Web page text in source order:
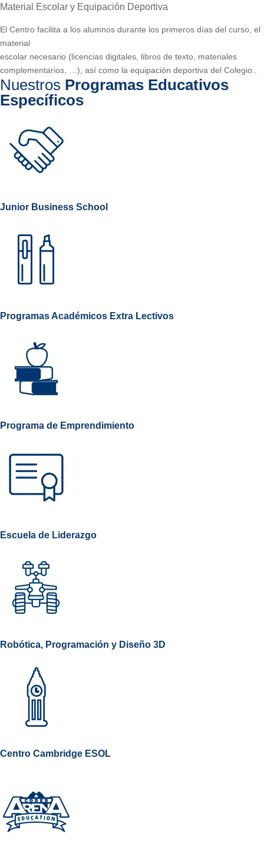
Material Escolar y Equipación Deportiva
El Centro facilita a los alumnos durante los primeros días del curso, el
material
escolar necesario (licencias digitales, libros de texto, materiales
complementarios, …), así como la equipación deportiva del Colegio..
Nuestros Programas Educativos
Específicos
Junior Business School
Programas Académicos Extra Lectivos
Programa de Emprendimiento
Escuela de Liderazgo
Robótica, Programación y Diseño 3D
Centro Cambridge ESOL